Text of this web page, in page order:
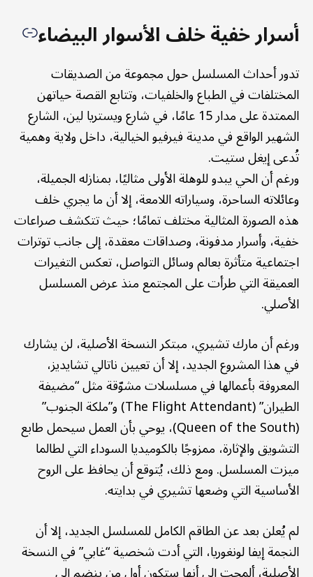
أسرار خفية خلف الأسوار البيضاء
تدور أحداث المسلسل حول مجموعة من الصديقات
المختلفات في الطباع والخلفيات، وتتابع القصة حياتهن
الممتدة على مدار 15 عامًا، في شارع ويستريا لين، الشارع
الشهير الواقع في مدينة فيرفيو الخيالية، داخل ولاية وهمية
تُدعى إيغل ستيت.
ورغم أن الحي يبدو للوهلة الأولى مثاليًا، بمنازله الجميلة،
وعائلاته الساحرة، وسياراته اللامعة، إلا أن ما يجري خلف
هذه الصورة المثالية مختلف تمامًا؛ حيث تتكشف صراعات
خفية، وأسرار مدفونة، وصداقات معقدة، إلى جانب توترات
اجتماعية متأثرة بعالم وسائل التواصل، تعكس التغيرات
العميقة التي طرأت على المجتمع منذ عرض المسلسل
الأصلي.
ورغم أن مارك تشيري، مبتكر النسخة الأصلية، لن يشارك
في هذا المشروع الجديد، إلا أن تعيين ناتالي تشايديز،
المعروفة بأعمالها في مسلسلات مشوّقة مثل “مضيفة
الطيران” (The Flight Attendant) و”ملكة الجنوب”
(Queen of the South)، يوحي بأن العمل سيحمل طابع
التشويق والإثارة، ممزوجًا بالكوميديا السوداء التي لطالما
ميزت المسلسل. ومع ذلك، يُتوقع أن يحافظ على الروح
الأساسية التي وضعها تشيري في بدايته.
لم يُعلن بعد عن الطاقم الكامل للمسلسل الجديد، إلا أن
النجمة إيفا لونغوريا، التي أدت شخصية “غابي” في النسخة